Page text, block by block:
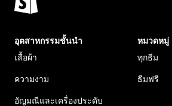
อุตสาหกรรมชั้นนำ
เสื้อผ้า
ความงาม
อัญมณีและเครื่องประดับ
หมวดหมู่
ทุกธีม
ธีมฟรี